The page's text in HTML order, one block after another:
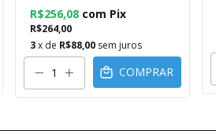
R$264,00
R$256,08 com Pix
3x de R$88,00 sem juros
COMPRAR